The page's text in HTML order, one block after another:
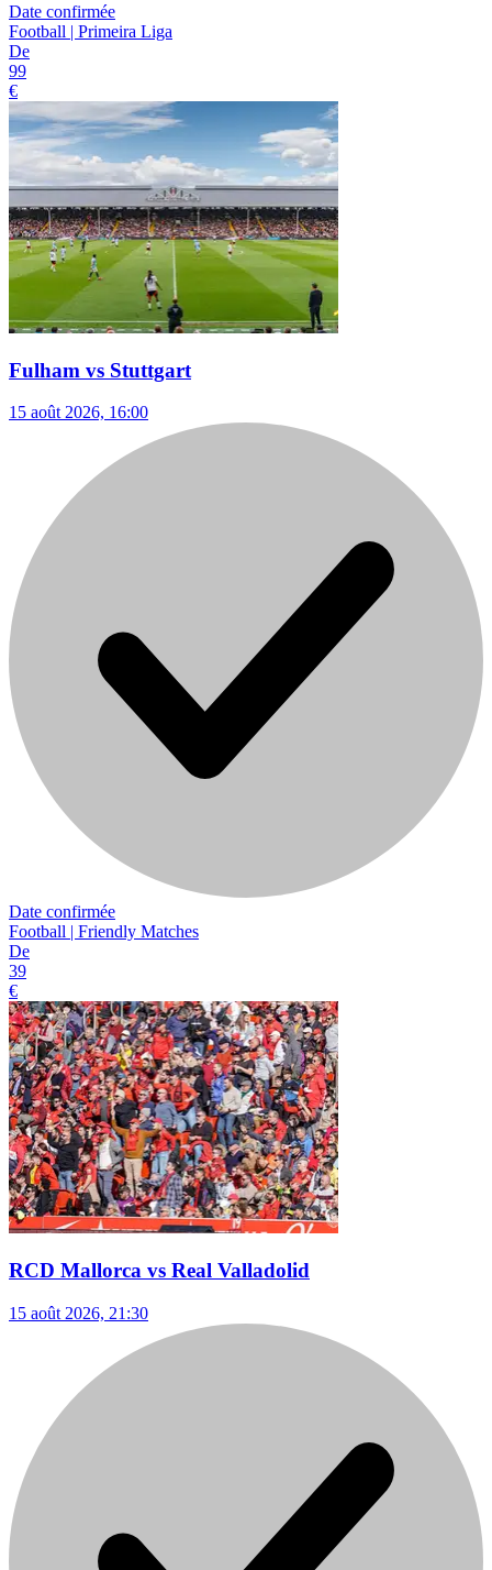
Date confirmée
Football | Primeira Liga
De
99
€
Fulham vs Stuttgart
15 août 2026, 16:00
Date confirmée
Football | Friendly Matches
De
39
€
RCD Mallorca vs Real Valladolid
15 août 2026, 21:30